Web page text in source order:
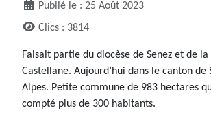
Publié le : 25 Août 2023
Clics : 3814
Faisait partie du diocèse de Senez et de
Castellane. Aujourd’hui dans le canton de
Alpes. Petite commune de 983 hectares
compté plus de 300 habitants.